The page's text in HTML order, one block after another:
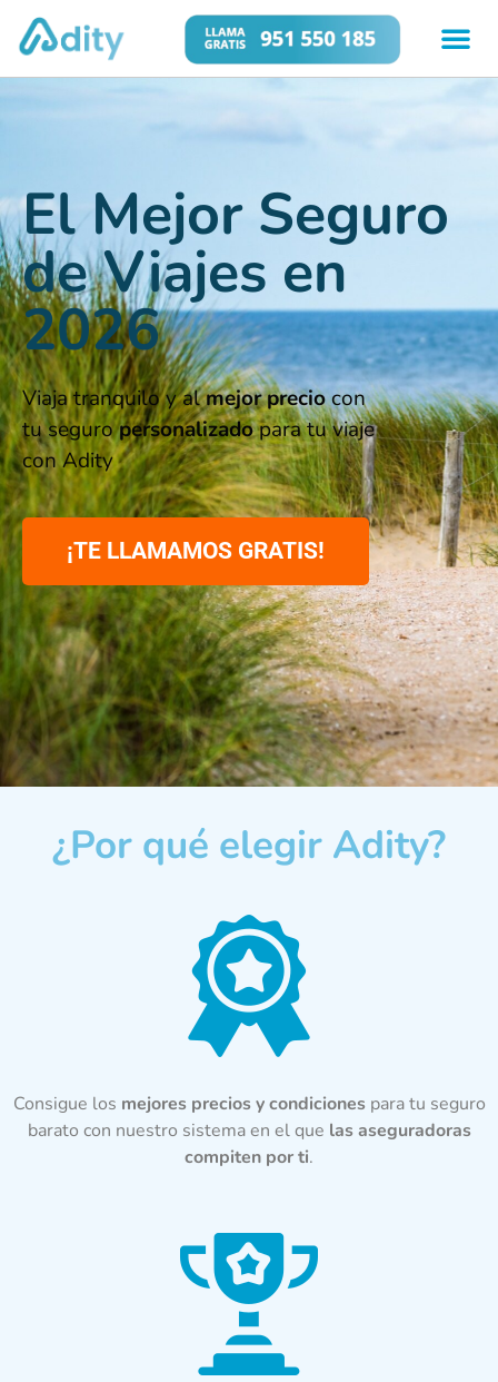
El Mejor Seguro
de Viajes en
2026
Viaja tranquilo y almejor preciocon
tu seguropersonalizadopara tu viaje
con Adity
¡TE LLAMAMOS GRATIS!
¿Por qué elegir Adity?
Consigue los mejores precios y condicionespara tu seguro
barato con nuestro sistema en el que las aseguradoras
compiten por ti.